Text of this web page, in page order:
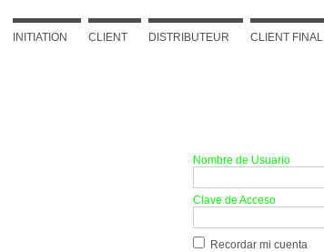
INITIATION CLIENT DISTRIBUTEUR CLIENT FINAL
Nombre de Usuario
Clave de Acceso
Recordar mi cuenta